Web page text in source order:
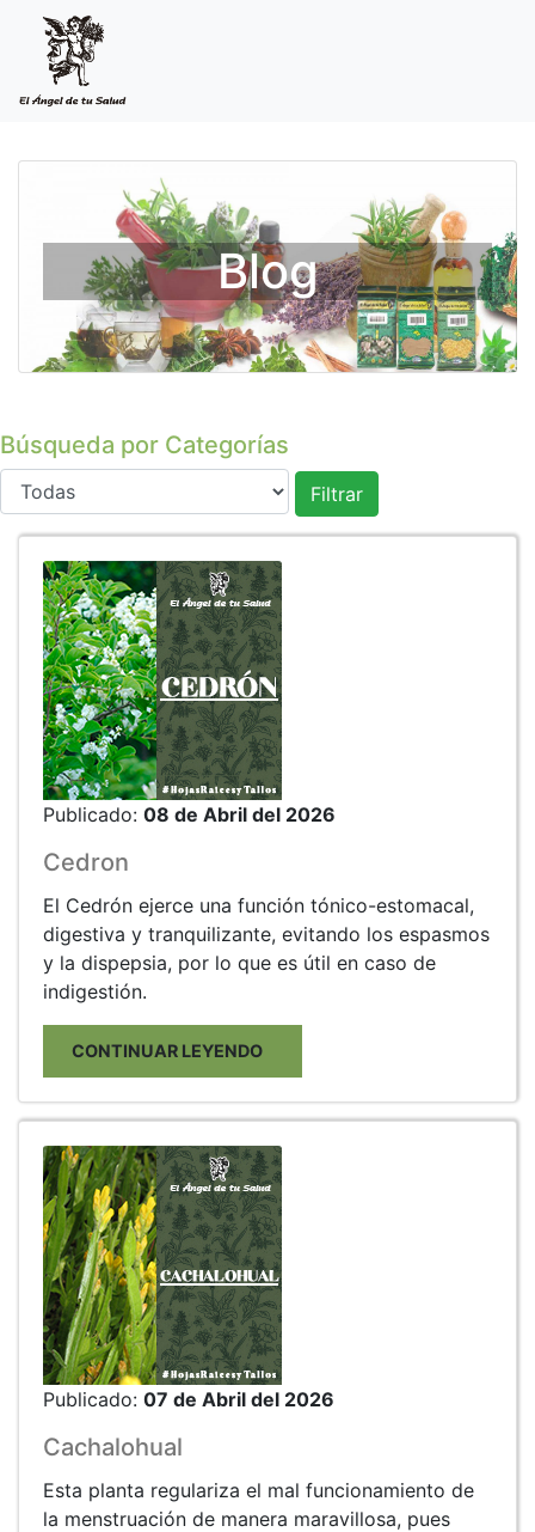
Blog
Búsqueda por Categorías
Filtrar
Publicado: 08 de Abril del 2026
Cedron
El Cedrón ejerce una función tónico-estomacal,
digestiva y tranquilizante, evitando los espasmos
y la dispepsia, por lo que es útil en caso de
indigestión.
CONTINUAR LEYENDO
Publicado: 07 de Abril del 2026
Cachalohual
Esta planta regulariza el mal funcionamiento de
la menstruación de manera maravillosa, pues